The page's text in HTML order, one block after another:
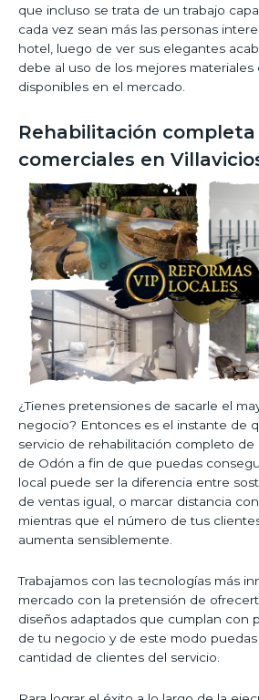
que incluso se trata de un trabajo
cada vez sean más las personas
hotel, luego de ver sus elegantes
debe al uso de los mejores
disponibles en el mercado.
Rehabilitación completa
comerciales en
¿Tienes pretensiones de sacarle el
negocio? Entonces es el instante de
servicio de rehabilitación completo de
de Odón a fin de que puedas
local puede ser la diferencia entre
de ventas igual, o marcar distancia
mientras que el número de tus
aumenta sensiblemente.
Trabajamos con las tecnologías más
mercado con la pretensión de
diseños adaptados que cumplan con
de tu negocio y de este modo puedas
cantidad de clientes del servicio.